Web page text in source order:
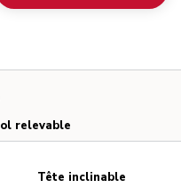
relevable
Tête inclinable